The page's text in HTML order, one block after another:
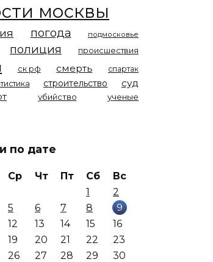
москвы
погода подмосковье
полиция происшествия
ск рф смерть спартак
строительство
суд
убийство ученые
по дате
Ср Чт Пт Сб
Вс
1
2
5 6 7 8
9
12 13 14 15
16
19 20 21 22
23
26 27 28 29
30